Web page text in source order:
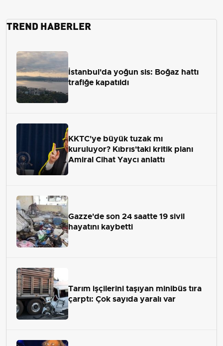
TREND HABERLER
İstanbul'da yoğun sis: Boğaz hattı
trafiğe kapatıldı
KKTC'ye büyük tuzak mı
kuruluyor? Kıbrıs'taki kritik planı
Amiral Cihat Yaycı anlattı
Gazze'de son 24 saatte 19 sivil
hayatını kaybetti
Tarım işçilerini taşıyan minibüs tıra
çarptı: Çok sayıda yaralı var